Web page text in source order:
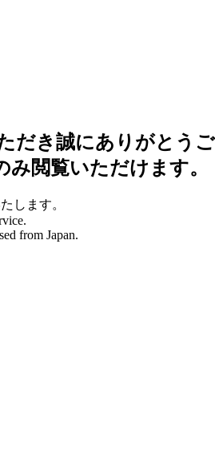
だき誠にありがとうご
閲覧いただけます。
します。
from Japan.